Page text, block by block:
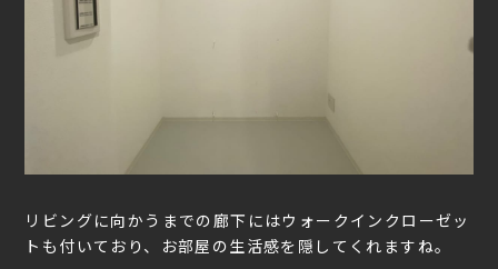
リビングに向かうまでの廊下にはウォークインクローゼッ
トも付いており、お部屋の生活感を隠してくれますね。